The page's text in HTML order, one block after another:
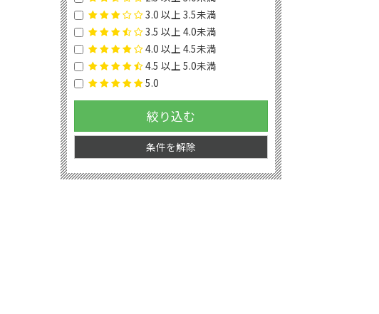
3.0 以上 3.5未満
3.5 以上 4.0未満
4.0 以上 4.5未満
4.5 以上 5.0未満
5.0
絞り込む
条件を解除